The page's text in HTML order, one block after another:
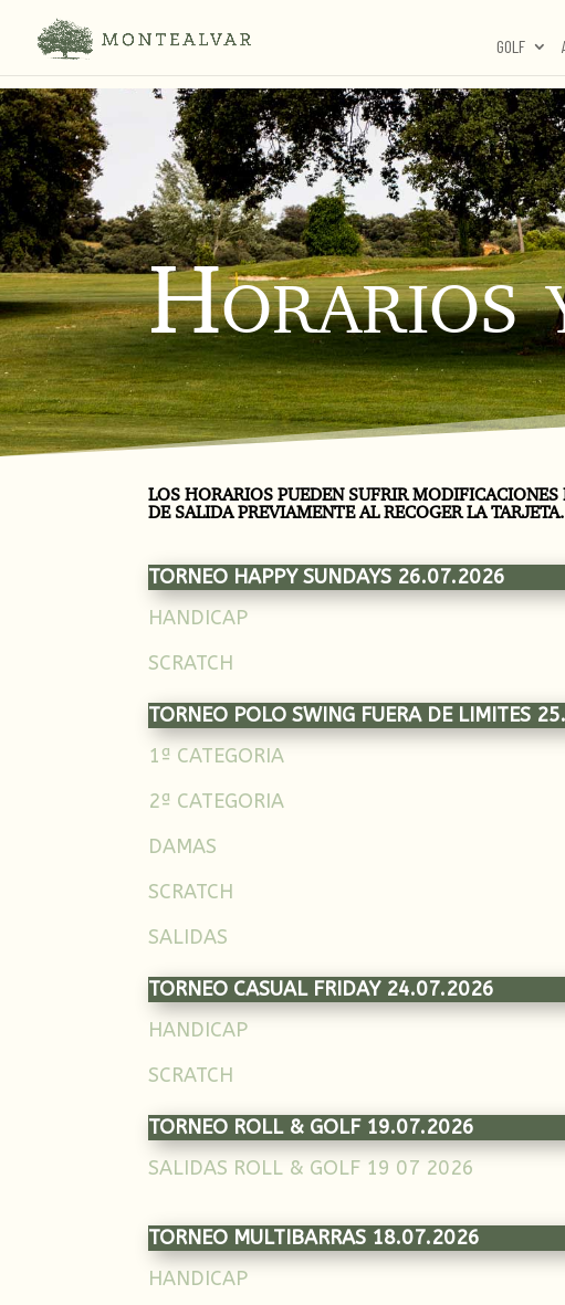
GOLF
Horarios
LOS HORARIOS PUEDEN SUFRIR
DE SALIDA PREVIAMENTE AL RECOGER LA TARJETA.
TORNEO HAPPY SUNDAYS 26.07.2026
HANDICAP
SCRATCH
TORNEO POLO SWING FUERA DE LIMITES
1ª CATEGORIA
2ª CATEGORIA
DAMAS
SCRATCH
SALIDAS
TORNEO CASUAL FRIDAY 24.07.2026
HANDICAP
SCRATCH
TORNEO ROLL & GOLF 19.07.2026
SALIDAS ROLL & GOLF 19 07 2026
TORNEO MULTIBARRAS 18.07.2026
HANDICAP